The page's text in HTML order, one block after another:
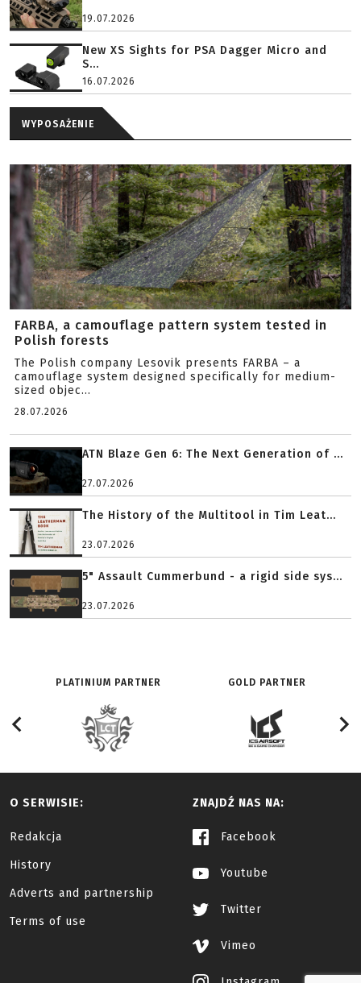
19.07.2026
New XS Sights for PSA Dagger Micro and
S...
16.07.2026
WYPOSAŻENIE
FARBA, a camouflage pattern system tested in
Polish forests
The Polish company Lesovik presents FARBA – a
camouflage system designed specifically for medium-
sized objec...
28.07.2026
ATN Blaze Gen 6: The Next Generation of ...
27.07.2026
The History of the Multitool in Tim Leat...
23.07.2026
5" Assault Cummerbund - a rigid side sys...
23.07.2026
PLATINIUM PARTNER GOLD PARTNER
O SERWISIE:
Redakcja
History
Adverts and partnership
Terms of use
ZNAJDŹ NAS NA:
Facebook
Youtube
Twitter
Vimeo